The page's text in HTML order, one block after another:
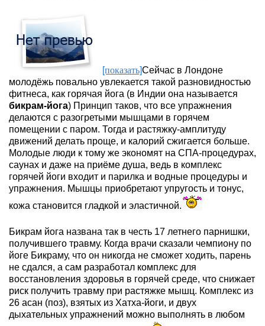
[показать]Сейчас в Лондоне
молодёжь повально увлекается такой разновидностью
фитнеса, как горячая йога (в Индии она называется
бикрам-йога) Принцип таков, что все упражнения
делаются с разогретыми мышцами в горячем
помещении с паром. Тогда и растяжку-амплитуду
движений делать проще, и калорий сжигается больше.
Молодые люди к тому же экономят на СПА-процедурах,
саунах и даже на приёме душа, ведь в комплекс
горячей йоги входит и парилка и водные процедуры и
упражнения. Мышцы приобретают упругость и тонус,
кожа становится гладкой и эластичной.
Бикрам йога названа так в честь 17 летнего парнишки,
получившего травму. Когда врачи сказали чемпиону по
йоге Бикраму, что он никогда не сможет ходить, парень
не сдался, а сам разработал комплекс для
восстановления здоровья в горячей среде, что снижает
риск получить травму при растяжке мышц. Комплекс из
26 асан (поз), взятых из Хатха-йоги, и двух
дыхательных упражнений можно выполнять в любом